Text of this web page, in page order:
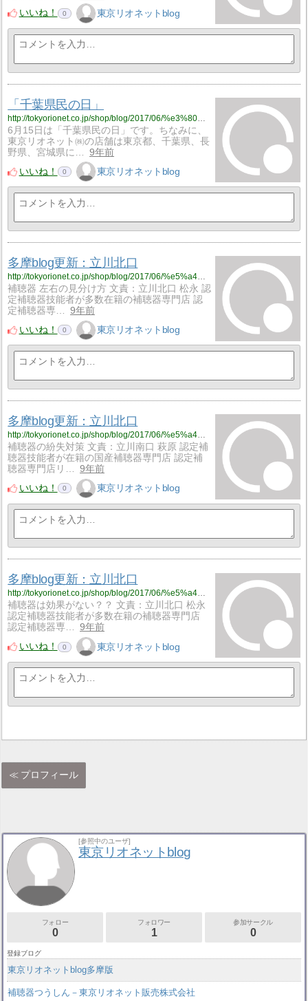
いいね！
0 東京リオネットblog
「千葉県民の日」
6月15日は「千葉県民の日」です。ちなみに、
東京リオネット㈱の店舗は東京都、千葉県、長
野県、宮城県に…
9年前
いいね！
0 東京リオネットblog
多摩blog更新：立川北口
補聴器 左右の見分け方 文責：立川北口 松永 認
定補聴器技能者が多数在籍の補聴器専門店 認
定補聴器専…
9年前
いいね！
0 東京リオネットblog
多摩blog更新：立川北口
http://tokyorionet.co.jp/shop/blog/2017/06/%e5%a4%9a%e6%91%a9blog%e6%9b%b4%e6%96%b0%ef%bc%9a%e7%ab%8b%e5%b7%9d%e5%8c%97%e5%8f%a3-55/
補聴器の紛失対策 文責：立川南口 萩原 認定補
聴器技能者が在籍の国産補聴器専門店 認定補
聴器専門店リ…
9年前
いいね！
0 東京リオネットblog
多摩blog更新：立川北口
http://tokyorionet.co.jp/shop/blog/2017/06/%e5%a4%9a%e6%91%a9blog%e6%9b%b4%e6%96%b0%ef%bc%9a%e7%ab%8b%e5%b7%9d%e5%8c%97%e5%8f%a3-54/
補聴器は効果がない？？ 文責：立川北口 松永
認定補聴器技能者が多数在籍の補聴器専門店
認定補聴器専…
9年前
いいね！
0 東京リオネットblog
プロフィール
[参照中のユーザ]
東京リオネットblog
フォロー
0
フォロワー
1
参加サークル
0
登録ブログ
東京リオネットblog多摩版
補聴器つうしん－東京リオネット販売株式会社